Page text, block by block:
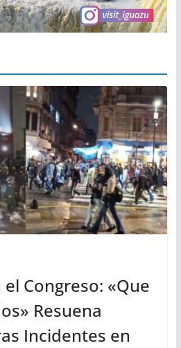
Congreso: «Que
Resuena
Incidentes en